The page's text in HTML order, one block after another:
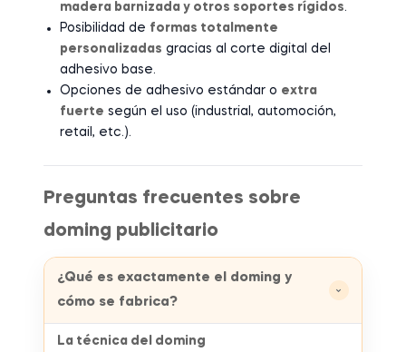
madera barnizada y otros soportes rígidos.
Posibilidad de formas totalmente
personalizadas gracias al corte digital del
adhesivo base.
Opciones de adhesivo estándar o extra
fuerte según el uso (industrial, automoción,
retail, etc.).
Preguntas frecuentes sobre
doming publicitario
¿Qué es exactamente el doming y
cómo se fabrica?
›
La técnica del doming